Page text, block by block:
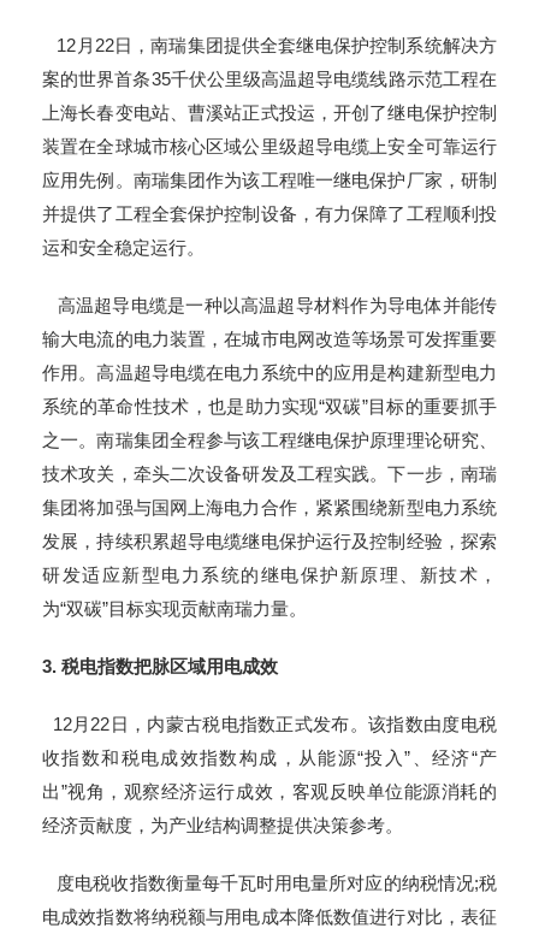
12月22日，南瑞集团提供全套继电保护控制系统解决方
案的世界首条35千伏公里级高温超导电缆线路示范工程在
上海长春变电站、曹溪站正式投运，开创了继电保护控制
装置在全球城市核心区域公里级超导电缆上安全可靠运行
应用先例。南瑞集团作为该工程唯一继电保护厂家，研制
并提供了工程全套保护控制设备，有力保障了工程顺利投
运和安全稳定运行。
高温超导电缆是一种以高温超导材料作为导电体并能传
输大电流的电力装置，在城市电网改造等场景可发挥重要
作用。高温超导电缆在电力系统中的应用是构建新型电力
系统的革命性技术，也是助力实现“双碳”目标的重要抓手
之一。南瑞集团全程参与该工程继电保护原理理论研究、
技术攻关，牵头二次设备研发及工程实践。下一步，南瑞
集团将加强与国网上海电力合作，紧紧围绕新型电力系统
发展，持续积累超导电缆继电保护运行及控制经验，探索
研发适应新型电力系统的继电保护新原理、新技术，
为“双碳”目标实现贡献南瑞力量。
3. 税电指数把脉区域用电成效
12月22日，内蒙古税电指数正式发布。该指数由度电税
收指数和税电成效指数构成，从能源“投入”、经济“产
出”视角，观察经济运行成效，客观反映单位能源消耗的
经济贡献度，为产业结构调整提供决策参考。
度电税收指数衡量每千瓦时用电量所对应的纳税情况;税
电成效指数将纳税额与用电成本降低数值进行对比，表征